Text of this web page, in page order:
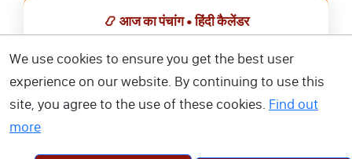
📿 आज का पंचांग • हिंदी कैलेंडर
📅 हिंदी कैलेंडर ऐप डाउनलोड करें
We use cookies to ensure you get the best user
experience on our website. By continuing to use this
site, you agree to the use of these cookies. Find out
more